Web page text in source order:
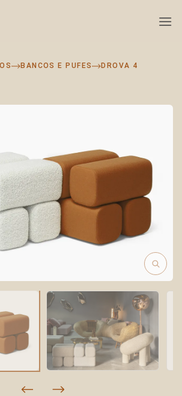
BANCOS E PUFES DROVA 4